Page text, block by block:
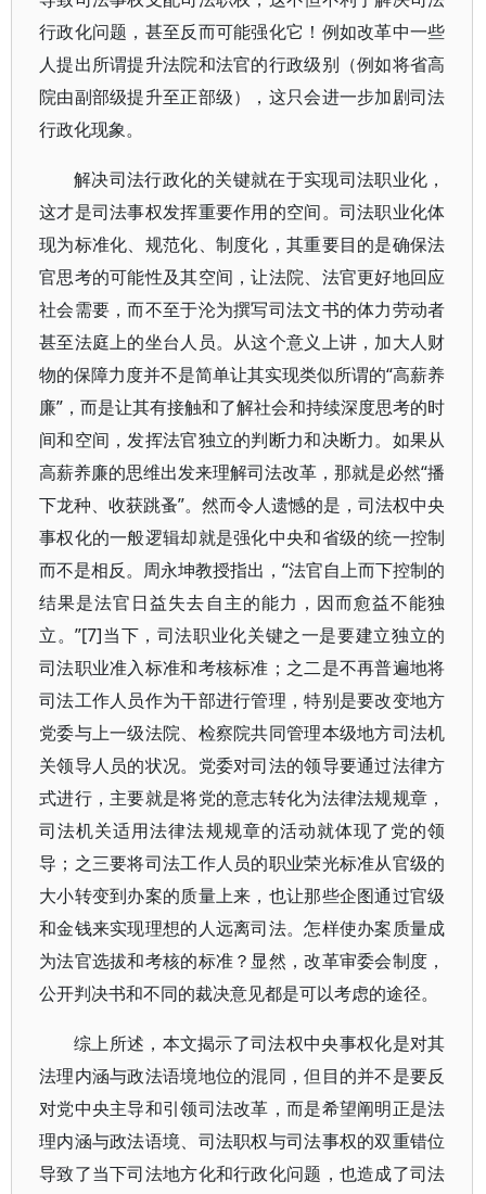
行政化问题，甚至反而可能强化它！例如改革中一些
人提出所谓提升法院和法官的行政级别（例如将省高
院由副部级提升至正部级），这只会进一步加剧司法
行政化现象。
解决司法行政化的关键就在于实现司法职业化，
这才是司法事权发挥重要作用的空间。司法职业化体
现为标准化、规范化、制度化，其重要目的是确保法
官思考的可能性及其空间，让法院、法官更好地回应
社会需要，而不至于沦为撰写司法文书的体力劳动者
甚至法庭上的坐台人员。从这个意义上讲，加大人财
物的保障力度并不是简单让其实现类似所谓的“高薪养
廉”，而是让其有接触和了解社会和持续深度思考的时
间和空间，发挥法官独立的判断力和决断力。如果从
高薪养廉的思维出发来理解司法改革，那就是必然“播
下龙种、收获跳蚤”。然而令人遗憾的是，司法权中央
事权化的一般逻辑却就是强化中央和省级的统一控制
而不是相反。周永坤教授指出，“法官自上而下控制的
结果是法官日益失去自主的能力，因而愈益不能独
立。”[7]当下，司法职业化关键之一是要建立独立的
司法职业准入标准和考核标准；之二是不再普遍地将
司法工作人员作为干部进行管理，特别是要改变地方
党委与上一级法院、检察院共同管理本级地方司法机
关领导人员的状况。党委对司法的领导要通过法律方
式进行，主要就是将党的意志转化为法律法规规章，
司法机关适用法律法规规章的活动就体现了党的领
导；之三要将司法工作人员的职业荣光标准从官级的
大小转变到办案的质量上来，也让那些企图通过官级
和金钱来实现理想的人远离司法。怎样使办案质量成
为法官选拔和考核的标准？显然，改革审委会制度，
公开判决书和不同的裁决意见都是可以考虑的途径。
综上所述，本文揭示了司法权中央事权化是对其
法理内涵与政法语境地位的混同，但目的并不是要反
对党中央主导和引领司法改革，而是希望阐明正是法
理内涵与政法语境、司法职权与司法事权的双重错位
导致了当下司法地方化和行政化问题，也造成了司法